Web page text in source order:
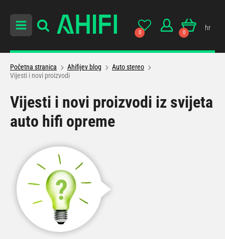
0 0
hr
Početna stranica Ahifijev blog
Auto stereo
Vijesti i novi proizvodi
Vijesti i novi proizvodi iz svijeta
auto hifi opreme